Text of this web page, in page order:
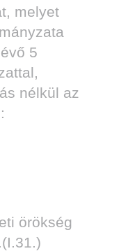
melyet
5
nélkül az
örökség